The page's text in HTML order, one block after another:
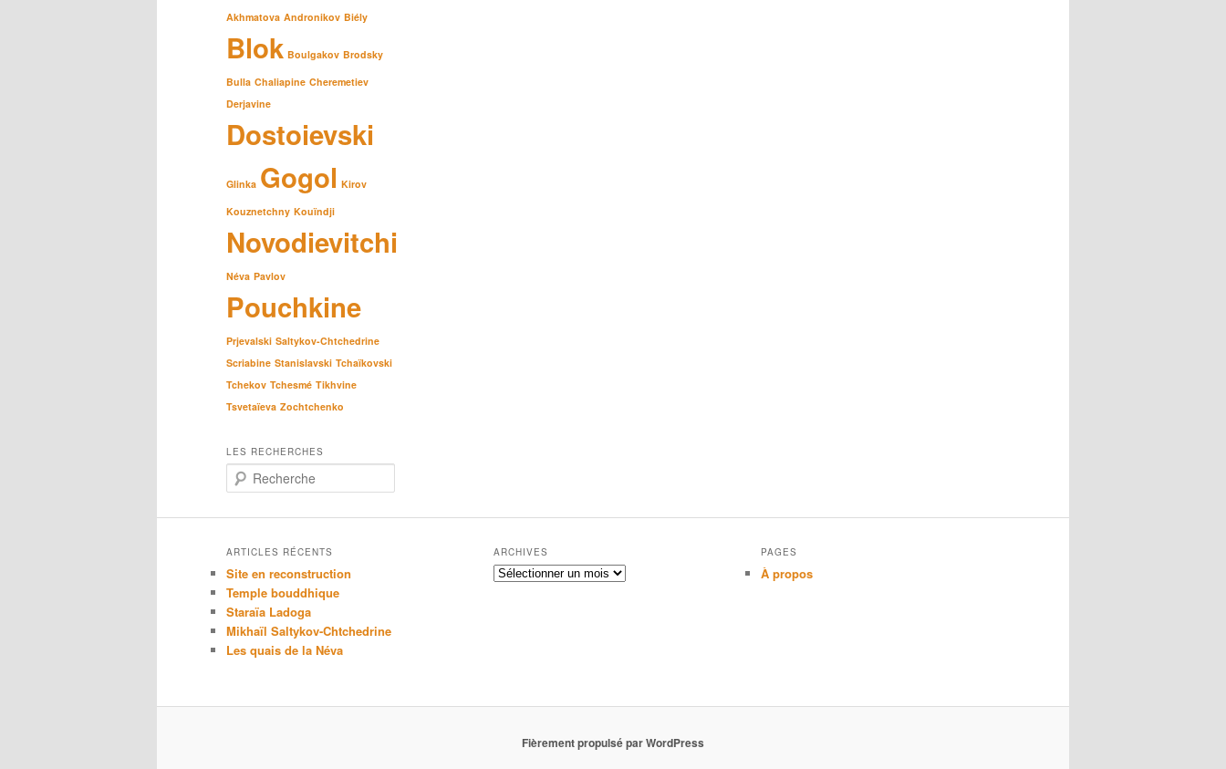
Akhmatova Andronikov Biély
Blok Boulgakov Brodsky
Bulla Chaliapine Cheremetiev
Derjavine
Dostoievski
Glinka Gogol Kirov
Kouznetchny Kouïndji
Novodievitchi
Néva Pavlov
Pouchkine
Prjevalski Saltykov-Chtchedrine
Scriabine Stanislavski Tchaïkovski
Tchekov Tchesmé Tikhvine
Tsvetaïeva Zochtchenko
LES RECHERCHES
e
r
c
h
e
ARTICLES RÉCENTS
Site en reconstruction
Temple bouddhique
Staraïa Ladoga
Mikhaïl Saltykov-Chtchedrine
Les quais de la Néva
ARCHIVES
Archives
PAGES
À propos
Fièrement propulsé par WordPress